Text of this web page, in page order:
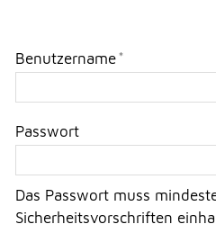
KONTAKT
Benutzername*
Passwort
Das Passwort muss
Sicherheitsvorschriften